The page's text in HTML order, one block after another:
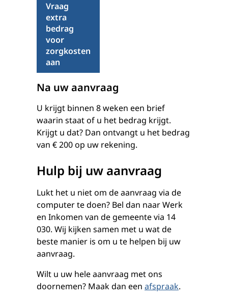
Vraag
extra
bedrag
voor
zorgkosten
aan
Na uw aanvraag
U krijgt binnen 8 weken een brief
waarin staat of u het bedrag krijgt.
Krijgt u dat? Dan ontvangt u het bedrag
van € 200 op uw rekening.
Hulp bij uw aanvraag
Lukt het u niet om de aanvraag via de
computer te doen? Bel dan naar Werk
en Inkomen van de gemeente via 14
030. Wij kijken samen met u wat de
beste manier is om u te helpen bij uw
aanvraag.
Wilt u uw hele aanvraag met ons
doornemen? Maak dan een afspraak.